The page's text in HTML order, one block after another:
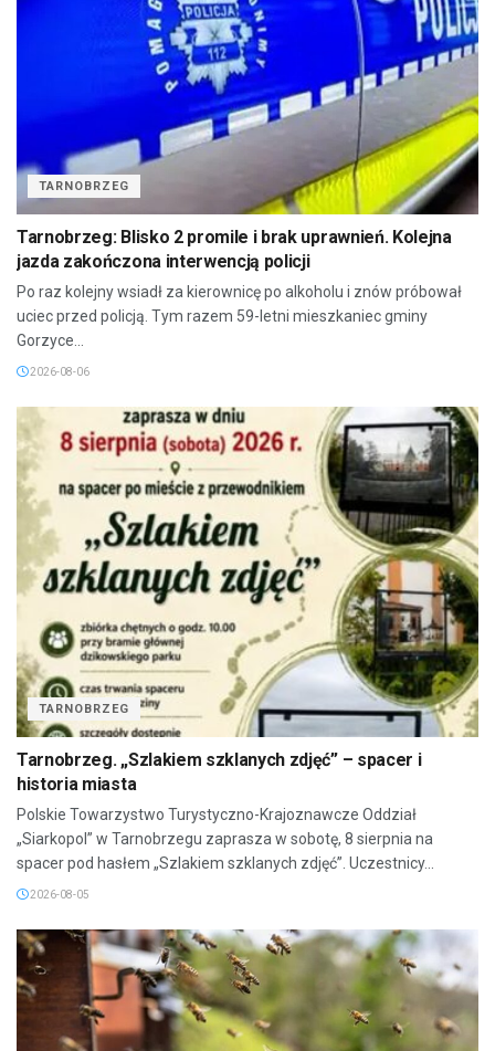
TARNOBRZEG
Tarnobrzeg: Blisko 2 promile i brak uprawnień. Kolejna
jazda zakończona interwencją policji
Po raz kolejny wsiadł za kierownicę po alkoholu i znów próbował
uciec przed policją. Tym razem 59-letni mieszkaniec gminy
Gorzyce...
2026-08-06
TARNOBRZEG
Tarnobrzeg. „Szlakiem szklanych zdjęć” – spacer i
historia miasta
Polskie Towarzystwo Turystyczno-Krajoznawcze Oddział
„Siarkopol” w Tarnobrzegu zaprasza w sobotę, 8 sierpnia na
spacer pod hasłem „Szlakiem szklanych zdjęć”. Uczestnicy...
2026-08-05